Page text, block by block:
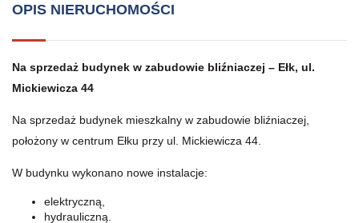
OPIS NIERUCHOMOŚCI
Na sprzedaż budynek w zabudowie bliźniaczej – Ełk, ul.
Mickiewicza 44
Na sprzedaż budynek mieszkalny w zabudowie bliźniaczej,
położony w centrum Ełku przy ul. Mickiewicza 44.
W budynku wykonano nowe instalacje:
elektryczną,
hydrauliczną.